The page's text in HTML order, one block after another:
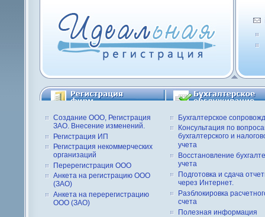
Создание ООО, Регистрация
ЗАО. Внесение изменений.
Регистрация ИП
Регистрация некоммерческих
организаций
Перерегистрация ООО
Анкета на регистрацию ООО
(ЗАО)
Анкета на перерегистрацию
ООО (ЗАО)
Бухгалтерское
Консультация по
бухгалтерского и
учета
Восстановление
учета
Подготовка и сдача
через Интернет.
Разблокировка
счета
Полезная информация